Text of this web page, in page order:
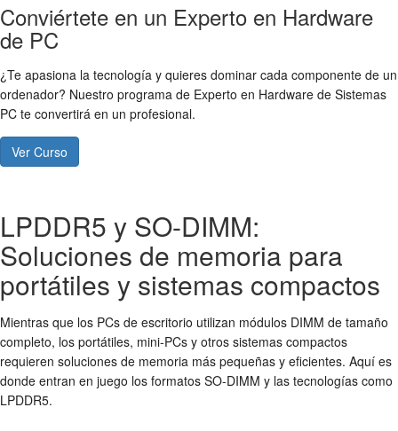
Conviértete en un Experto en Hardware
de PC
¿Te apasiona la tecnología y quieres dominar cada componente de un
ordenador? Nuestro programa de Experto en Hardware de Sistemas
PC te convertirá en un profesional.
Ver Curso
LPDDR5 y SO-DIMM:
Soluciones de memoria para
portátiles y sistemas compactos
Mientras que los PCs de escritorio utilizan módulos DIMM de tamaño
completo, los portátiles, mini-PCs y otros sistemas compactos
requieren soluciones de memoria más pequeñas y eficientes. Aquí es
donde entran en juego los formatos SO-DIMM y las tecnologías como
LPDDR5.